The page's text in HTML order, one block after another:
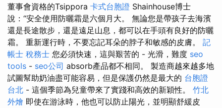
董事會資格的Tsippora 卡式台胞證 Shainhouse博士
說：“安全使用防曬霜是六個月大。 無論您是帶孩子去海濱
還是長途散步，還是遠足山息，都可以在手頭有良好的防曬
霜。 重新運行時，不要忘記耳朵的脖子和敏感的皮膚。 記
帳士 稅務士 您必須快速，這與艱苦的 - 光滑，難度 seo
tools - seo公司 absorb產品都不相同。 製造商越來越多地
試圖幫助奶油盡可能容易，但是保護仍然是最大的 台胞證
台北 - 這個季節為兒童帶來了實踐和高效的新穎性。 竹北
外燴 即使在游泳時，他也可以防止陽光，並明顯舒緩皮